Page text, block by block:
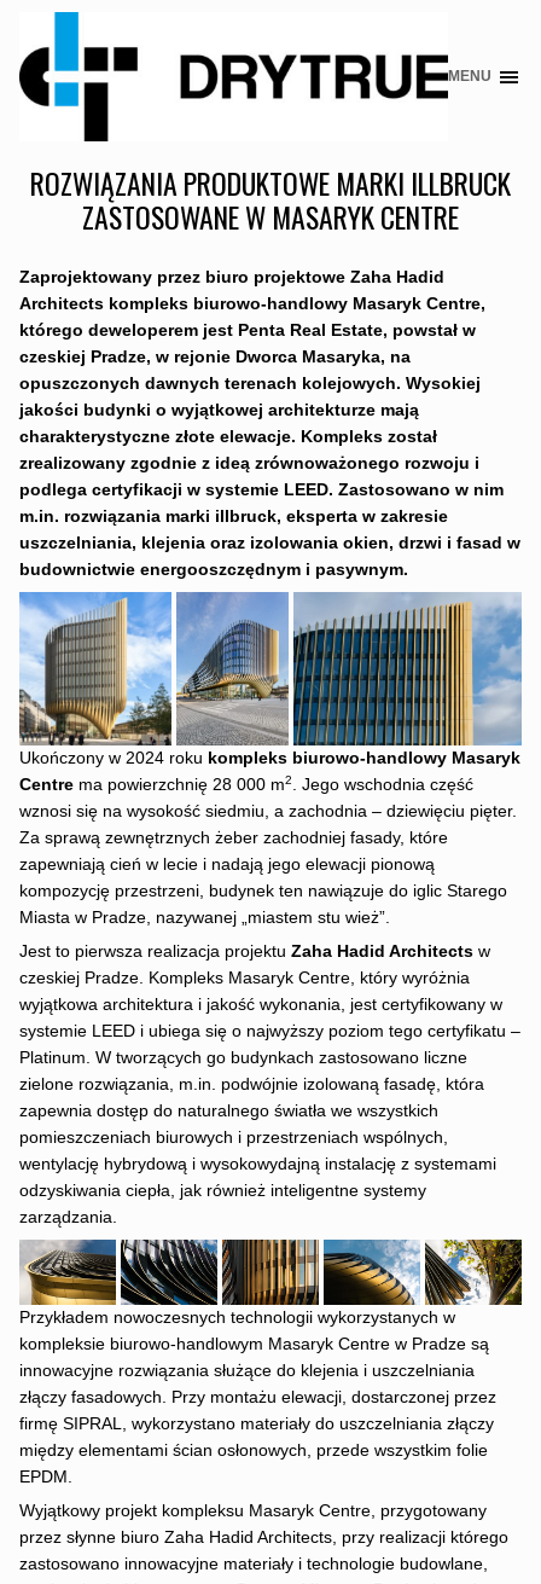
Skip
MENU
ROZWIĄZANIA PRODUKTOWE MARKI ILLBRUCK
ZASTOSOWANE W MASARYK CENTRE
Zaprojektowany przez biuro projektowe Zaha Hadid
Architects kompleks biurowo-handlowy Masaryk Centre,
którego deweloperem jest Penta Real Estate, powstał w
czeskiej Pradze, w rejonie Dworca Masaryka, na
opuszczonych dawnych terenach kolejowych. Wysokiej
jakości budynki o wyjątkowej architekturze mają
charakterystyczne złote elewacje. Kompleks został
zrealizowany zgodnie z ideą zrównoważonego rozwoju i
podlega certyfikacji w systemie LEED. Zastosowano w nim
m.in. rozwiązania marki illbruck, eksperta w zakresie
uszczelniania, klejenia oraz izolowania okien, drzwi i fasad w
budownictwie energooszczędnym i pasywnym.
Ukończony w 2024 roku kompleks biurowo-handlowy Masaryk
Centrema powierzchnię 28 000 m2
. Jego wschodnia część
wznosi się na wysokość siedmiu, a zachodnia – dziewięciu pięter.
Za sprawą zewnętrznych żeber zachodniej fasady, które
zapewniają cień w lecie i nadają jego elewacji pionową
kompozycję przestrzeni, budynek ten nawiązuje do iglic Starego
Miasta w Pradze, nazywanej „miastem stu wież”.
Jest to pierwsza realizacja projektu Zaha Hadid Architectsw
czeskiej Pradze. Kompleks Masaryk Centre, który wyróżnia
wyjątkowa architektura i jakość wykonania, jest certyfikowany w
systemie LEED i ubiega się o najwyższy poziom tego certyfikatu –
Platinum. W tworzących go budynkach zastosowano liczne
zielone rozwiązania, m.in. podwójnie izolowaną fasadę, która
zapewnia dostęp do naturalnego światła we wszystkich
pomieszczeniach biurowych i przestrzeniach wspólnych,
wentylację hybrydową i wysokowydajną instalację z systemami
odzyskiwania ciepła, jak również inteligentne systemy
zarządzania.
Przykładem nowoczesnych technologii wykorzystanych w
kompleksie biurowo-handlowym Masaryk Centre w Pradze są
innowacyjne rozwiązania służące do klejenia i uszczelniania
złączy fasadowych. Przy montażu elewacji, dostarczonej przez
firmę SIPRAL, wykorzystano materiały do uszczelniania złączy
między elementami ścian osłonowych, przede wszystkim folie
EPDM.
Wyjątkowy projekt kompleksu Masaryk Centre, przygotowany
przez słynne biuro Zaha Hadid Architects, przy realizacji którego
zastosowano innowacyjne materiały i technologie budowlane,